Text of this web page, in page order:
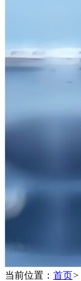
当前位置： 首页>